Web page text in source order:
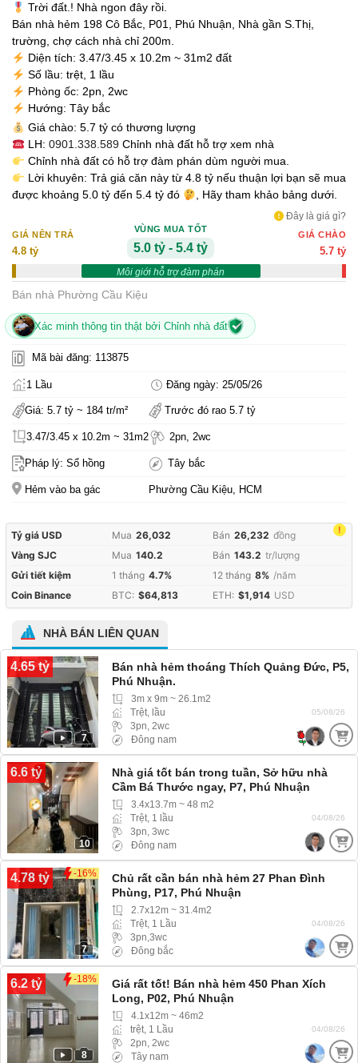
Trời đất.! Nhà ngon đây rồi.
Bán nhà hẻm 198 Cô Bắc, P01, Phú Nhuận, Nhà gần S.Thị,
trường, chợ cách nhà chỉ 200m.
Diện tích: 3.47/3.45 x 10.2m ~ 31m2 đất
Số lầu: trệt, 1 lầu
Phòng ốc: 2pn, 2wc
Hướng: Tây bắc
Giá chào: 5.7 tỷ có thương lượng
LH: 0901.338.589Chỉnh nhà đất hỗ trợ xem nhà
Chỉnh nhà đất có hỗ trợ đàm phán dùm người mua.
Lời khuyên: Trả giá căn này từ 4.8 tỷ nếu thuận lợi bạn sẽ mua
được khoảng 5.0 tỷ đến 5.4 tỷ đó
, Hãy tham khảo bảng dưới.
Đây là giá gì?
GIÁ NÊN TRẢ
4.8 tỷ
VÙNG MUA TỐT
5.0 tỷ - 5.4 tỷ
Môi giới hỗ trợ đàm phán
GIÁ CHÀO
5.7 tỷ
Bán nhà Phường Cầu Kiệu
Xác minh thông tin thật bởi Chỉnh nhà đất
Mã bài đăng: 113875
1 Lầu Đăng ngày: 25/05/26
Giá: 5.7 tỷ ~ 184 tr/m² Trước đó rao 5.7 tỷ
3.47/3.45 x 10.2m ~ 31m2 2pn, 2wc
Pháp lý: Sổ hồng Tây bắc
Hẻm vào ba gác Phường Cầu Kiệu, HCM
!
Tỷ giá USD Mua 26,032 Bán 26,232 đồng
Vàng SJC
Mua 140.2 Bán 143.2 tr/lượng
Gửi tiết kiệm
1 tháng 4.7% 12 tháng 8% /năm
Coin Binance
BTC: $64,813 ETH: $1,914 USD
NHÀ BÁN LIÊN QUAN
4.65 tỷ
7
Bán nhà hẻm thoáng Thích Quảng Đức, P5,
Phú Nhuận.
3m x 9m ~ 26.1m2
Trệt, lầu
3pn, 2wc
Đông nam
05/08/26
6.6 tỷ
10
Nhà giá tốt bán trong tuần, Sở hữu nhà
Cầm Bá Thước ngay, P7, Phú Nhuận
3.4x13.7m ~ 48 m2
Trệt, 1 lầu
3pn, 3wc
Đông nam
04/08/26
4.78 tỷ -16%
7
Chủ rất cần bán nhà hẻm 27 Phan Đình
Phùng, P17, Phú Nhuận
2.7x12m ~ 31.4m2
Trệt, 1 Lầu
3pn,3wc
Đông bắc
04/08/26
6.2 tỷ -18%
8
Giá rất tốt! Bán nhà hẻm 450 Phan Xích
Long, P02, Phú Nhuận
4.1x12m ~ 46m2
trệt, 1 Lầu
2pn, 2wc
Tây nam
04/08/26